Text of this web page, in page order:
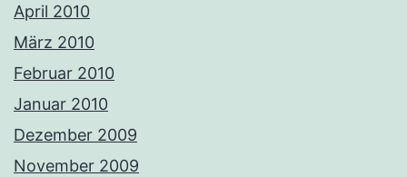
April 2010
März 2010
Februar 2010
Januar 2010
Dezember 2009
November 2009